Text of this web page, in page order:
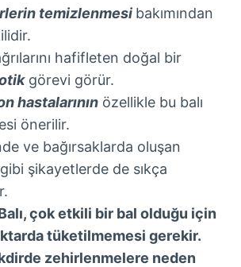
temizlenmesi bakımından
hafifleten doğal bir
görevi görür.
hastalarının özellikle bu balı
önerilir.
ve bağırsaklarda oluşan
şikayetlerde de sıkça
çok etkili bir bal olduğu için
tüketilmemesi gerekir.
zehirlenmelere neden